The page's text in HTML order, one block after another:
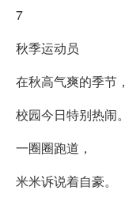
7
秋季运动员
在秋高气爽的季节，
校园今日特别热闹。
一圈圈跑道，
米米诉说着自豪。